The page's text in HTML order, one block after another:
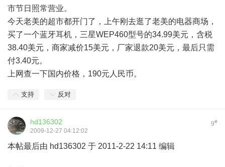
市节日照常营业。
今天老美的超市都开门了，上午刚去逛了老美的电器商场，
买了一个蓝牙耳机，三星WEP460型号的34.99美元，含税
38.40美元，商家减价15美元，厂家退款20美元，最后只需
付3.40元。
上网查一下国内价格，190元人民币。
支持 反对
9#
hd136302
2009-12-27 04:12:02
本帖最后由 hd136302 于 2011-2-22 14:11 编辑